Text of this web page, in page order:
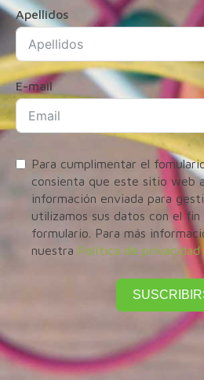
Apellidos
E-mail
Para cumplimentar el
consienta que este sitio web
información enviada para
utilizamos sus datos con el
formulario. Para más
nuestra Política de privacidad